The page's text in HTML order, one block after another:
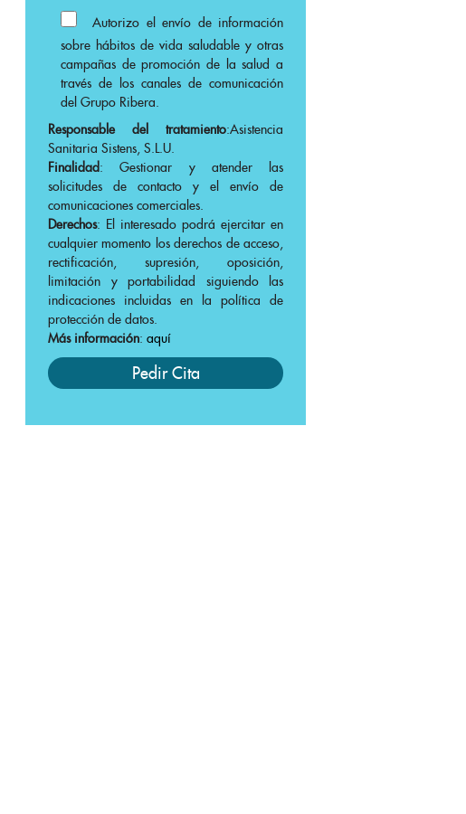
Autorizo el envío de información
sobre hábitos de vida saludable y otras
campañas de promoción de la salud a
través de los canales de comunicación
del Grupo Ribera.
Responsable del tratamiento:Asistencia
Sanitaria Sistens, S.L.U.
Finalidad: Gestionar y atender las
solicitudes de contacto y el envío de
comunicaciones comerciales.
Derechos: El interesado podrá ejercitar en
cualquier momento los derechos de acceso,
rectificación, supresión, oposición,
limitación y portabilidad siguiendo las
indicaciones incluidas en la política de
protección de datos.
Más información: aquí